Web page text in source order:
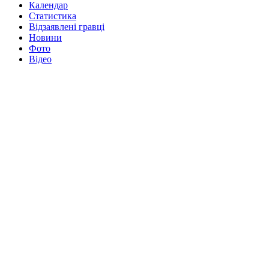
Календар
Статистика
Відзаявлені гравці
Новини
Фото
Відео